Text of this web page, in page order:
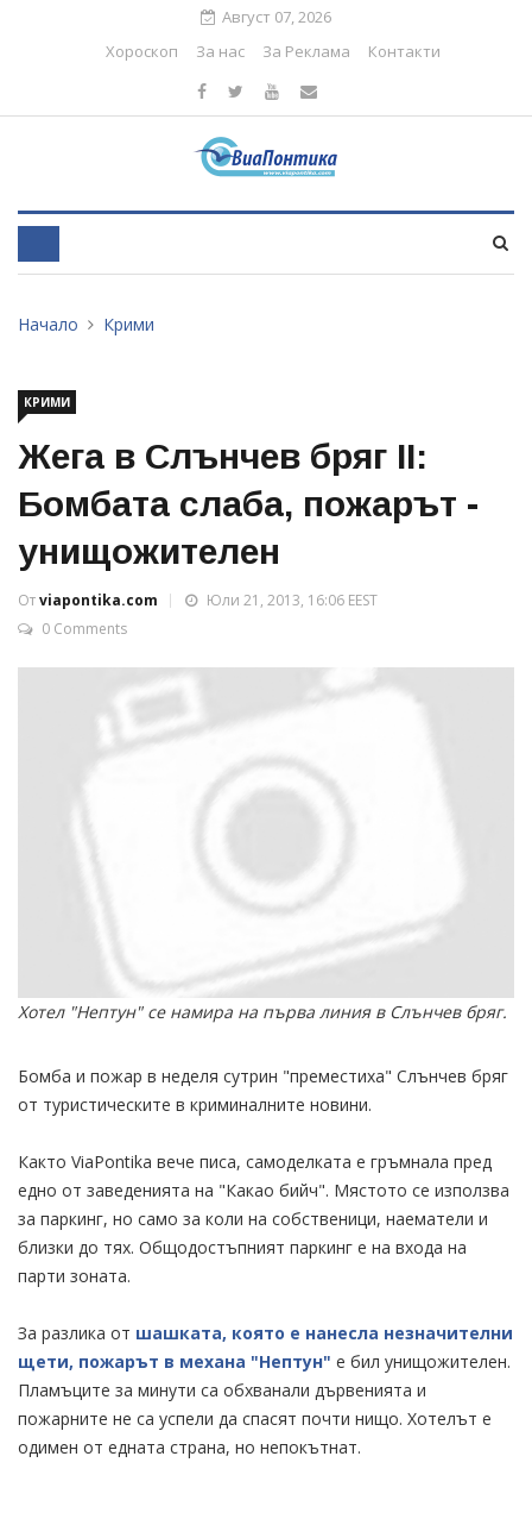
Август 07, 2026
Хороскоп
За нас За Реклама Контакти
Начало Крими
КРИМИ
Жега в Слънчев бряг II:
Бомбата слаба, пожарът -
унищожителен
Отviapontika.com
Юли 21, 2013, 16:06 EEST
0 Comments
Хотел "Нептун" се намира на първа линия в Слънчев бряг.
Бомба и пожар в неделя сутрин "преместиха" Слънчев бряг
от туристическите в криминалните новини.
Както ViaPontika вече писа, самоделката е гръмнала пред
едно от заведенията на "Какао бийч". Мястото се използва
за паркинг, но само за коли на собственици, наематели и
близки до тях. Общодостъпният паркинг е на входа на
парти зоната.
За разлика от шашката, която е нанесла незначителни
щети, пожарът в механа "Нептун" е бил унищожителен.
Пламъците за минути са обхванали дървенията и
пожарните не са успели да спасят почти нищо. Хотелът е
одимен от едната страна, но непокътнат.